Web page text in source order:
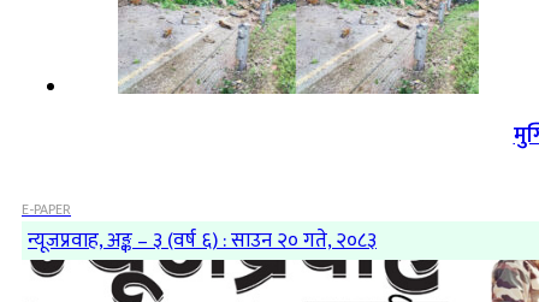
E-PAPER
न्यूजप्रवाह, अङ्क – ३ (वर्ष ६) : साउन २० गते, २०८३